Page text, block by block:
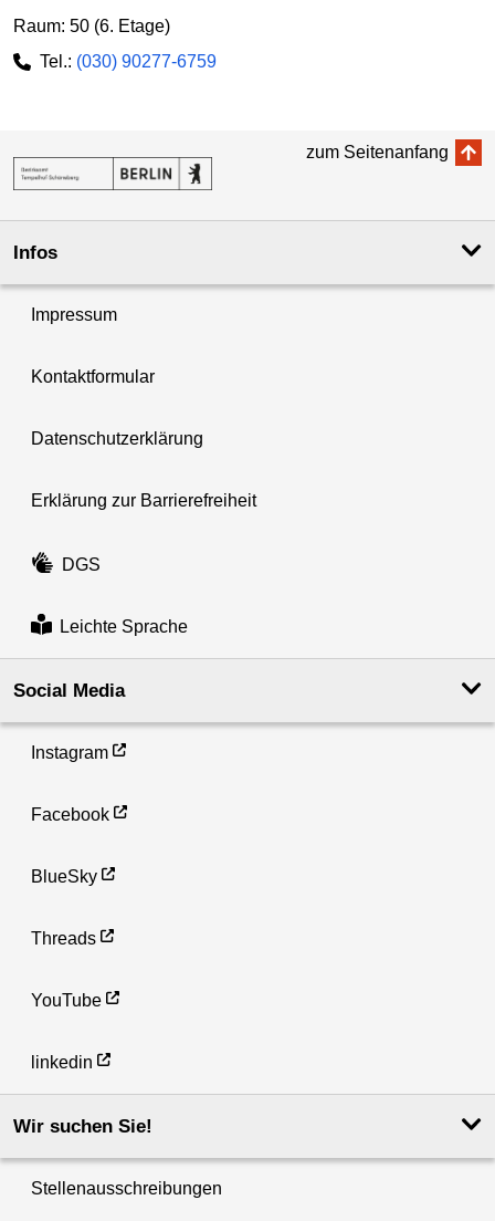
Raum: 50 (6. Etage)
Tel.: (030) 90277-6759
zum Seitenanfang
Infos
Impressum
Kontaktformular
Datenschutzerklärung
Erklärung zur Barrierefreiheit
DGS
Leichte Sprache
Social Media
Instagram
Facebook
BlueSky
Threads
YouTube
linkedin
Wir suchen Sie!
Stellenausschreibungen